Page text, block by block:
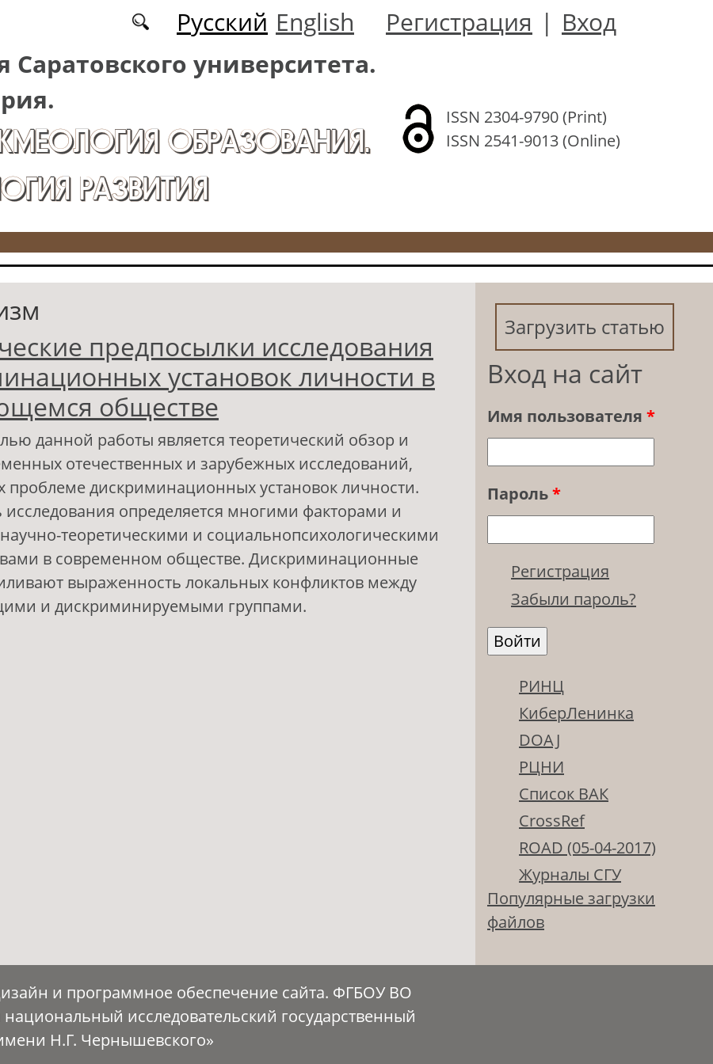
Русский English Регистрация | Вход
Саратовского университета.
ОБРАЗОВАНИЯ.
РАЗВИТИЯ
ISSN 2304-9790 (Print)
ISSN 2541-9013 (Online)
предпосылки исследования
установок личности в
обществе
данной работы является теоретический обзор и
отечественных и зарубежных исследований,
проблеме дискриминационных установок личности.
исследования определяется многими факторами и
теоретическими и социальнопсихологическими
в современном обществе. Дискриминационные
выраженность локальных конфликтов между
и дискриминируемыми группами.
Загрузить статью
Вход на сайт
Имя пользователя *
Пароль*
Регистрация
Забыли пароль?
РИНЦ
КиберЛенинка
DOAJ
РЦНИ
Список ВАК
CrossRef
ROAD (05-04-2017)
Журналы СГУ
Популярные загрузки
файлов
и программное обеспечение сайта. ФГБОУ ВО
национальный исследовательский государственный
Н.Г. Чернышевского»